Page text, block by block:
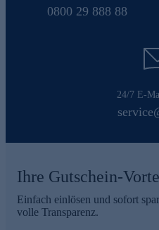
0800 29 888 88
24/7 E-
Ihre Gutschein-
Einfach einlösen und sofort
volle Transparenz.